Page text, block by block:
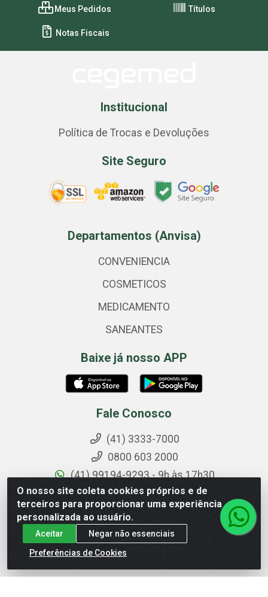
O nosso site coleta cookies próprios e de
terceiros para proporcionar uma experiência
personalizada ao usuário.
Aceitar
Negar não essenciais
Preferências de Cookies
Meus Pedidos Títulos
Notas Fiscais
Institucional
Política de Trocas e Devoluções
Site Seguro
Departamentos (Anvisa)
CONVENIENCIA
COSMETICOS
MEDICAMENTO
SANEANTES
Baixe já nosso APP
Fale Conosco
(41) 3333-7000
0800 603 2000
(41) 99194-9293 - 9h às 17h30
pedidos@cegemed.com.br
@cegemed
Formas de Pagamento
Boleto bancário e Depósito em CC.